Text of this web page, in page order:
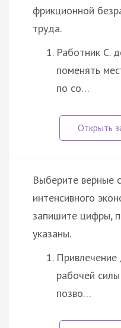
фрикционной
труда.
Работник С.
поменять
по со…
Выберите верные
интенсивного
запишите цифры,
указаны.
рабочей
позво…